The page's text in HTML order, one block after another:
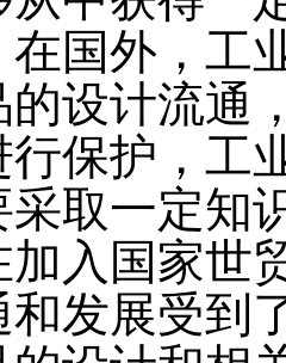
在国外，工
的设计流通
行保护，工
采取一定知
加入国家世
和发展受到